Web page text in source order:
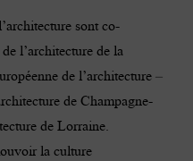
sont co-
l’architecture de la
de l’architecture –
de Champagne-
de Lorraine.
la culture